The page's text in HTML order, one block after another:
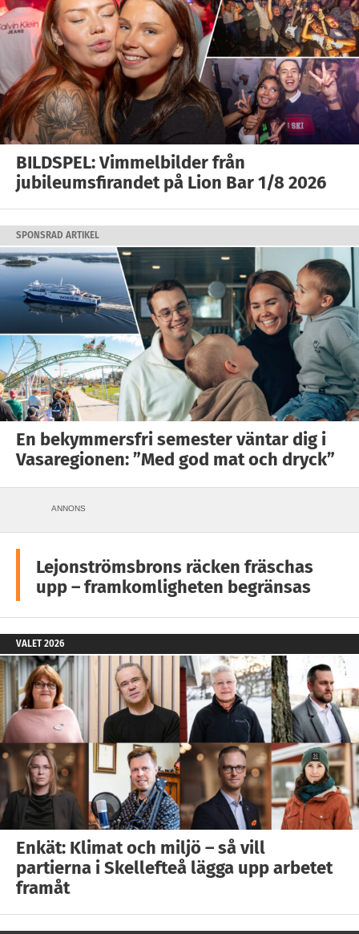
BILDSPEL: Vimmelbilder från
jubileumsfirandet på Lion Bar 1/8 2026
SPONSRAD ARTIKEL
En bekymmersfri semester väntar dig i
Vasaregionen: ”Med god mat och dryck”
ANNONS
Lejonströmsbrons räcken fräschas
upp – framkomligheten begränsas
VALET 2026
Enkät: Klimat och miljö – så vill
partierna i Skellefteå lägga upp arbetet
framåt